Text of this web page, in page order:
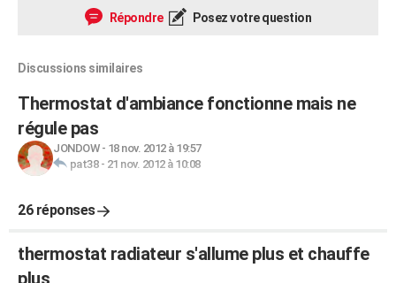
Répondre Posez votre question
Discussions similaires
Thermostat d'ambiance fonctionne mais ne
régule pas
JONDOW- 18 nov. 2012 à 19:57
pat38- 21 nov. 2012 à 10:08
26 réponses
thermostat radiateur s'allume plus et chauffe
plus